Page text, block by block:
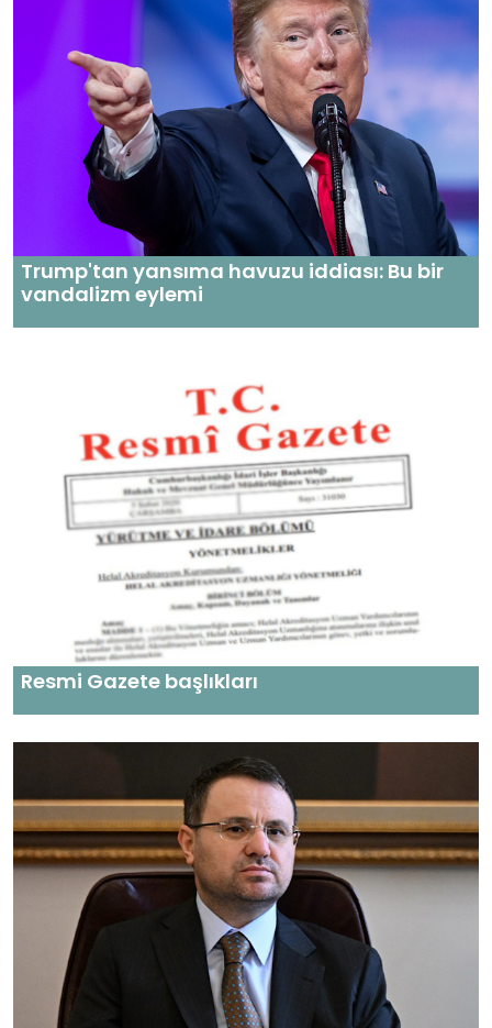
Trump'tan yansıma havuzu iddiası: Bu bir
vandalizm eylemi
Resmi Gazete başlıkları